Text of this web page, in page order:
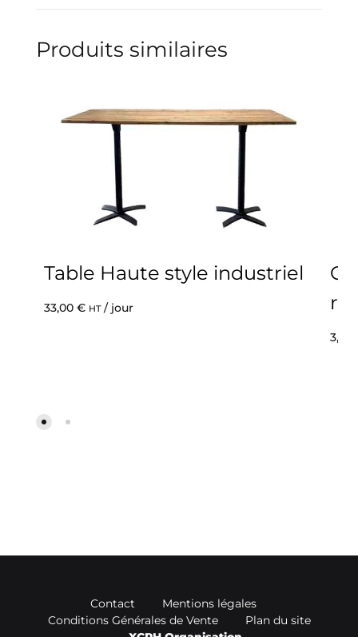
Produits similaires
Table Haute style industriel
33,00 € HT/ jour
3,50
Contact
Mentions légales
Conditions Générales de Vente
Plan du site